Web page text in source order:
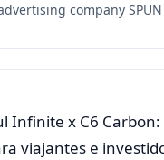
company
Infinite x C6
viajantes e